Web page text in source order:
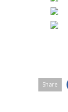
Share